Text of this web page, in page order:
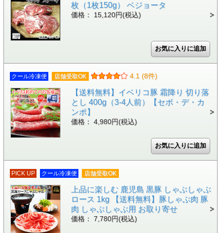
枚（1枚150g） ベジョータ
価格： 15,120円(税込)
クール冷凍便 店舗受取OK 4.1 (8件)
【送料無料】イベリコ豚 霜降り 切り落
とし 400g（3-4人前）【セボ・デ・カ
ンポ】
価格： 4,980円(税込)
PICK UP クール冷凍便 店舗受取OK
上品に楽しむ 鹿児島 黒豚 しゃぶしゃぶ
ロース 1kg 【送料無料】豚しゃぶ肉 豚
肉 しゃぶしゃぶ用 お取り寄せ
価格： 7,780円(税込)